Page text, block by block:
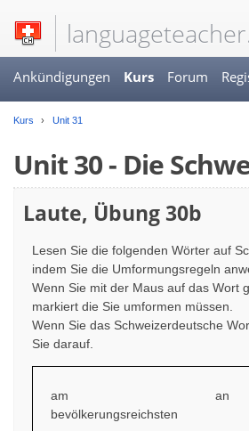
Ankündigungen Kurs Forum
Kurs Unit 31
Unit 30 - Die
Laute, Übung 30b
Lesen Sie die folgenden Wörter auf
indem Sie die Umformungsregeln
Wenn Sie mit der Maus auf das Wort
markiert die Sie umformen müssen.
Wenn Sie das Schweizerdeutsche
Sie darauf.
am
bevölkerungsreichsten
an